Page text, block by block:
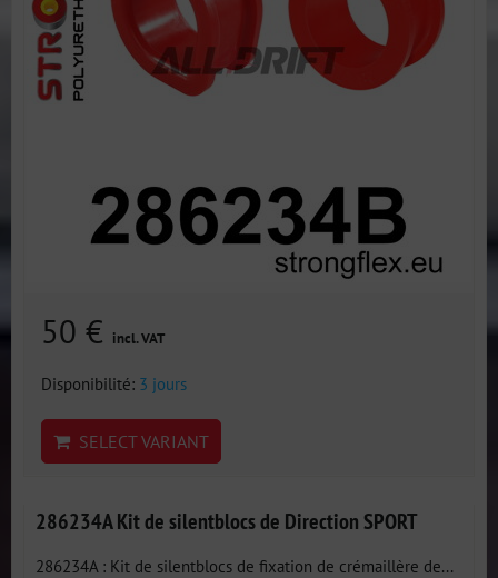
50 € incl. VAT
Disponibilité: 3 jours
SELECT VARIANT
286234A Kit de silentblocs de Direction SPORT
286234A : Kit de silentblocs de fixation de crémaillère de...